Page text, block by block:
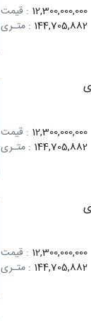
12,300,000,000 : قیمت
144,705,882 : متـری
12,300,000,000 : قیمت
144,705,882 : متـری
12,300,000,000 : قیمت
144,705,882 : متـری